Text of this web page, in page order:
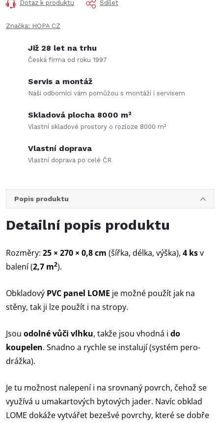
Dotaz k produktu Sdílet
Značka: HOPA CZ
Již 28 let na trhu
Česká firma od roku 1997
Servis a montáž
Naši odborníci vám pomůžou s montáží i servisem
Skladová plocha 8000 m²
Vlastní skladové prostory o rozloze 8000 m²
Vlastní doprava
Vlastní doprava po celé ČR
Popis produktu
Detailní popis produktu
Rozměry: 25 × 270 × 0,8 cm (šířka, délka, výška), 4 ksv
balení (2,7 m2).
Obkladový PVC panel LOME je možné použít jak na
stěny, tak ji lze použít i na stropy.
Jsou odolné vůči vlhku, takže jsou vhodná i do
koupelen. Snadno a rychle se instalují (systém pero-
drážka).
Je tu možnost nalepení i na srovnaný povrch, čehož se
využívá u umakartových bytových jader. Navíc obklad
LOME dokáže vytvářet bezešvé povrchy, které se dobře